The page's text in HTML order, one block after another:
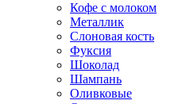
Кофе с молоком
Металлик
Слоновая кость
Фуксия
Шоколад
Шампань
Оливковые